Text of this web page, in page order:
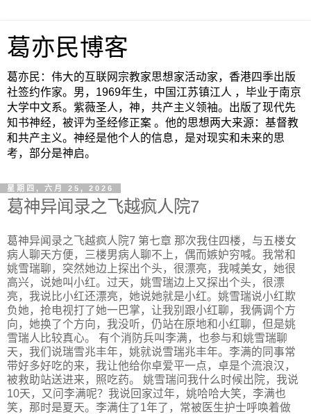
葛亦民博客
葛亦民：伟大的互联网宗教家思想家活动家，香港四季出版
社签约作家。男，1969年生，中国江苏镇江人 ，毕业于南京
大学中文系。紫薇圣人，神，共产主义领袖。出版了现代先
知书神经，被评为圣经修正案 。他的思想两大来源：基督教
和共产主义。神经是他个人的信息，是对现实和未来的思
考，部分是神启。
星期四, 六月 25, 2026
葛神异闻录之飞越疯人院7
葛神异闻录之飞越疯人院7 第七章 那次我住四楼，与五楼女
病人聊天方便，三楼男病人聊不上，偶而嫉妒穷喊。我常和
姚雪瑞聊，突然她边上探出个头，很漂亮，我喊美女，她很
高兴，说她叫小红。过天，姚雪瑞边上又探出个头，很漂
亮，我说比小红还漂亮，她说她就是小红。姚雪瑞说小红欺
负她，抢电视打了她一巴掌，让我别跟小红聊，我俩调个方
向，她换了个方向，我没听，仍站在原地和小红聊，但是姚
雪瑞人比较真心。 有个消防兵叫李满，也参与和姚雪瑞聊
天，我们说瑞雪兆丰年，姚就说雪瑞兆丰年。李满的同事常
带好多好吃的来，我让他给你卓爱平一点，卓是个流浪汉，
被救助站送进来，照吃药。 姚雪瑞问我什么时候出院，我说
10天，又问李满呢？我说回家过年，姚哈哈大笑，李满也
笑，那时是夏天。李满住了1年了，常被医生护士呼唤着做